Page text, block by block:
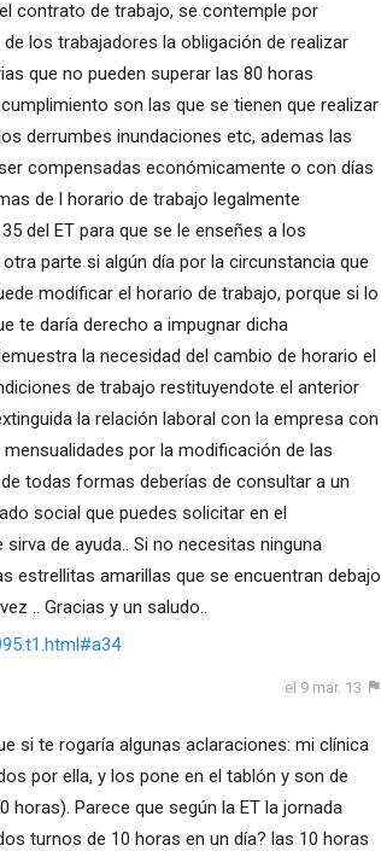
contrato de trabajo, se contemple por
los trabajadores la obligación de realizar
que no pueden superar las 80 horas
son las que se tienen que realizar
derrumbes inundaciones etc, ademas las
compensadas económicamente o con días
de l horario de trabajo legalmente
del ET para que se le enseñes a los
parte si algún día por la circunstancia que
modificar el horario de trabajo, porque si lo
te daría derecho a impugnar dicha
la necesidad del cambio de horario el
de trabajo restituyendote el anterior
la relación laboral con la empresa con
por la modificación de las
todas formas deberías de consultar a un
social que puedes solicitar en el
de ayuda.. Si no necesitas ninguna
estrellitas amarillas que se encuentran debajo
.. Gracias y un saludo..
el 9 mar. 13
si te rogaría algunas aclaraciones: mi clínica
por ella, y los pone en el tablón y son de
Parece que según la ET la jornada
turnos de 10 horas en un día? las 10 horas